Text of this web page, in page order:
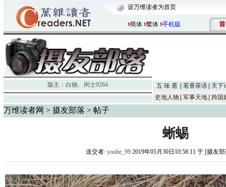
设万维读者为首页
简体 繁体 手机版 首
版主： 白杨、 闲士9264 五 味 斋 茗香茶语
天下
史地人物
军事天地 跨国
万维读者网 > 摄友部落 > 帖子
蜥蜴
送交者: youhe_99 2019年05月30日10:58:11 于 [摄友